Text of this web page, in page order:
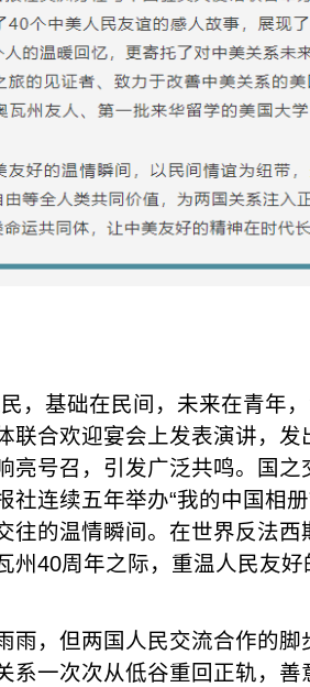
，基础在民间，未来在青年
联合欢迎宴会上发表演讲，
亮号召，引发广泛共鸣。国
社连续五年举办“我的中国相
往的温情瞬间。在世界反法
州40周年之际，重温人民友
雨，但两国人民交流合作的
系一次次从低谷重回正轨，